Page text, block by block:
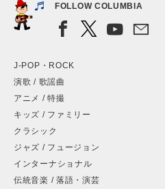
閉じる
FOLLOW COLUMBIA
J-POP・ROCK
演歌 / 歌謡曲
アニメ / 特撮
キッズ / ファミリー
クラシック
ジャズ / フュージョン
インターナショナル
伝統音楽 / 落語・演芸